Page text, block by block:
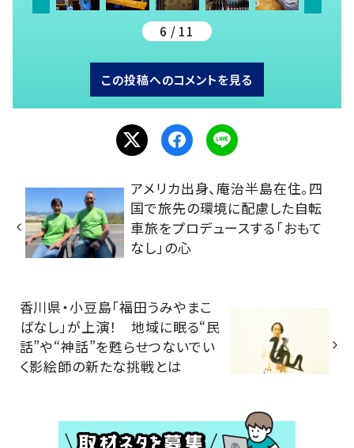
6 / 11
この投稿へのコメントを見る
アメリカ出身、庵治半島在住。四
国で旅先の環境に配慮した自転
車旅をプロデュースする「おもて
なし」の心
香川県・小豆島「福田うみやまこ
ばなし」が上演！ 地域に眠る“民
話”や“神話”を甦らせつないでい
く影絵師の新たな挑戦とは